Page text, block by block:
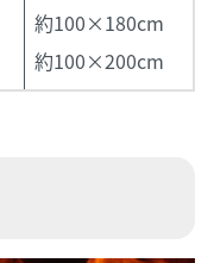
約100×180cm
約100×200cm